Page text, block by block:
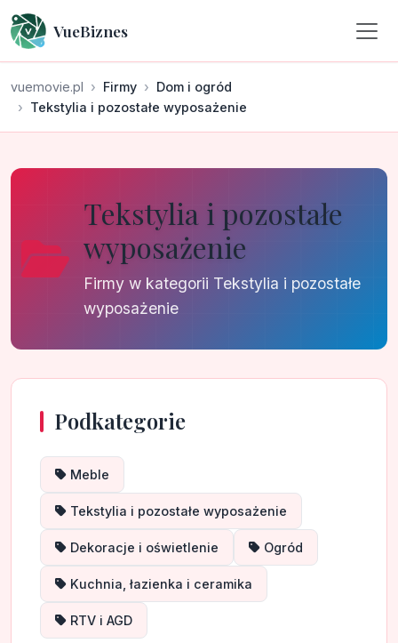
VueBiznes
vuemovie.pl Firmy
Dom i ogród
Tekstylia i pozostałe wyposażenie
Tekstylia i pozostałe
wyposażenie
Firmy w kategorii Tekstylia i pozostałe
wyposażenie
Podkategorie
Meble
Tekstylia i pozostałe wyposażenie
Dekoracje i oświetlenie Ogród
Kuchnia, łazienka i ceramika
RTV i AGD